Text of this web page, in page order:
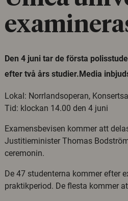
Den 4 juni tar de första
efter två års studier.Media
Lokal: Norrlandsoperan,
Tid: klockan 14.00 den 4 juni
Examensbevisen kommer att
Justitieminister Thomas
ceremonin.
De 47 studenterna kommer efter
praktikperiod. De flesta kommer